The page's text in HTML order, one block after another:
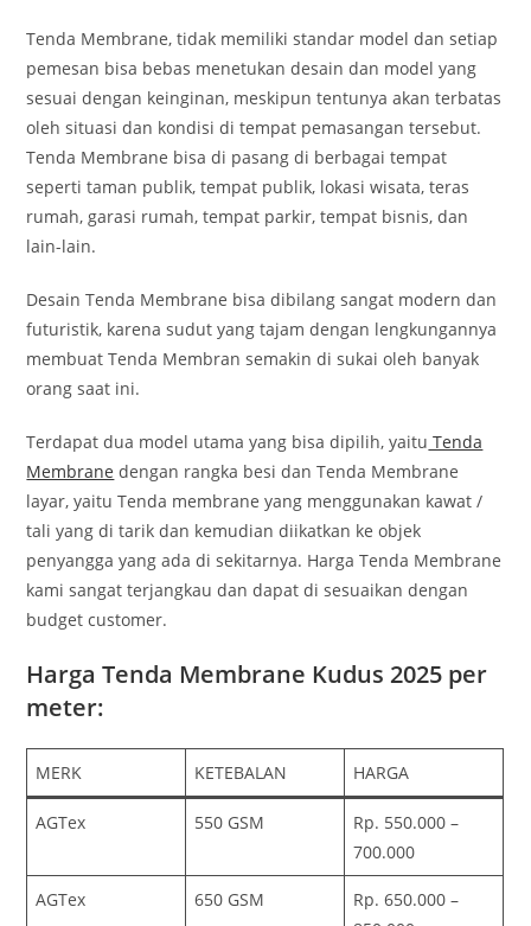
Tenda Membrane, tidak memiliki standar model dan setiap
pemesan bisa bebas menetukan desain dan model yang
sesuai dengan keinginan, meskipun tentunya akan terbatas
oleh situasi dan kondisi di tempat pemasangan tersebut.
Tenda Membrane bisa di pasang di berbagai tempat
seperti taman publik, tempat publik, lokasi wisata, teras
rumah, garasi rumah, tempat parkir, tempat bisnis, dan
lain-lain.
Desain Tenda Membrane bisa dibilang sangat modern dan
futuristik, karena sudut yang tajam dengan lengkungannya
membuat Tenda Membran semakin di sukai oleh banyak
orang saat ini.
Terdapat dua model utama yang bisa dipilih, yaitu Tenda
Membrane dengan rangka besi dan Tenda Membrane
layar, yaitu Tenda membrane yang menggunakan kawat /
tali yang di tarik dan kemudian diikatkan ke objek
penyangga yang ada di sekitarnya. Harga Tenda Membrane
kami sangat terjangkau dan dapat di sesuaikan dengan
budget customer.
Harga Tenda Membrane Kudus 2025 per
meter:
MERK KETEBALAN HARGA
AGTex 550 GSM
Rp. 550.000 –
700.000
AGTex 650 GSM
Rp. 650.000 –